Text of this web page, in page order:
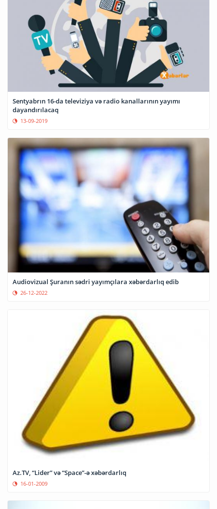
Sentyabrın 16-da televiziya və radio kanallarının yayımı
dayandırılacaq
13-09-2019
Audiovizual Şuranın sədri yayımçılara xəbərdarlıq edib
26-12-2022
Az.TV, “Lider” və “Space”-ə xəbərdarlıq
16-01-2009